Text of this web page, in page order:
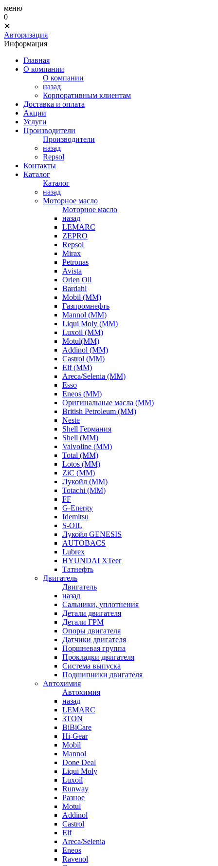
меню
0
✕
Авторизация
Информация
Главная
О компании
О компании
назад
Корпоративным клиентам
Доставка и оплата
Акции
Услуги
Производители
Производители
назад
Repsol
Контакты
Каталог
Каталог
назад
Моторное масло
Моторное масло
назад
LEMARC
ZEPRO
Repsol
Mirax
Petronas
Avista
Orlen Oil
Bardahl
Mobil (ММ)
Газпромнефть
Mannol (ММ)
Liqui Moly (ММ)
Luxoil (ММ)
Motul(ММ)
Addinol (ММ)
Castrol (ММ)
Elf (ММ)
Areca/Selenia (ММ)
Esso
Eneos (ММ)
Оригинальные масла (ММ)
British Petroleum (ММ)
Neste
Shell Германия
Shell (ММ)
Valvoline (ММ)
Total (ММ)
Lotos (ММ)
ZiC (ММ)
Лукойл (ММ)
Totachi (MM)
FF
G-Energy
Idemitsu
S-OIL
Лукойл GENESIS
AUTOBACS
Lubrex
HYUNDAI XTeer
Татнефть
Двигатель
Двигатель
назад
Сальники, уплотнения
Детали двигателя
Детали ГРМ
Опоры двигателя
Датчики двигателя
Поршневая группа
Прокладки двигателя
Система выпуска
Подшипники двигателя
Автохимия
Автохимия
назад
LEMARC
3TON
BiBiCare
Hi-Gear
Mobil
Mannol
Done Deal
Liqui Moly
Luxoil
Runway
Разное
Motul
Addinol
Castrol
Elf
Areca/Selenia
Eneos
Ravenol